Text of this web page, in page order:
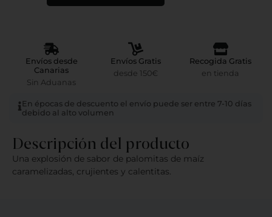
Envíos desde
Canarias
Sin Aduanas
Envíos Gratis
desde 150€
Recogida Gratis
en tienda
En épocas de descuento el envío puede ser entre 7-10 días
debido al alto volumen
Descripción del producto
Una explosión de sabor de palomitas de maíz
caramelizadas, crujientes y calentitas.